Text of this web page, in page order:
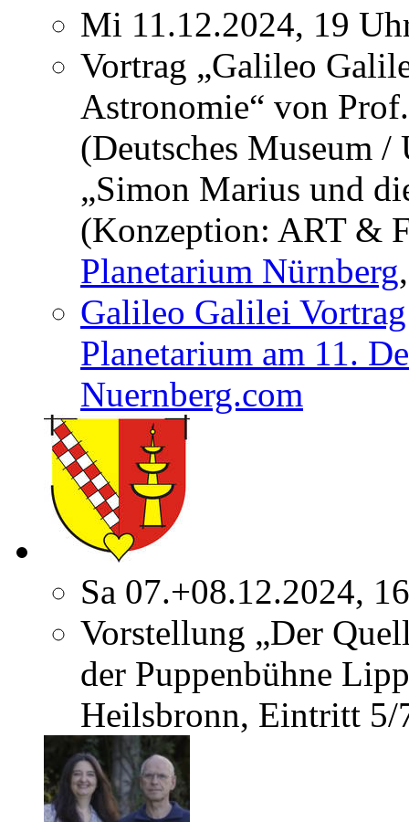
Mi 11.12.2024, 19
Vortrag „Galileo
Astronomie“ von
(Deutsches Museum
„Simon Marius und
(Konzeption: ART &
Planetarium Nürnberg
Galileo Galilei
Planetarium am 11.
Nuernberg.com
Sa 07.+08.12.2024,
Vorstellung „Der
der Puppenbühne
Heilsbronn, Eintritt 5/